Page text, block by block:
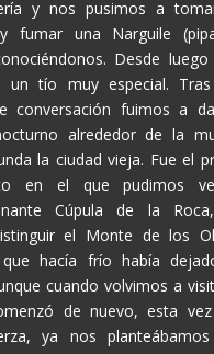
y nos pusimos a
fumar una Narguile
Desde luego
un tío muy especial.
conversación fuimos a
alrededor de la
la ciudad vieja. Fue el
en el que pudimos
Cúpula de la
el Monte de los
hacía frío había
cuando volvimos a
de nuevo, esta
ya nos